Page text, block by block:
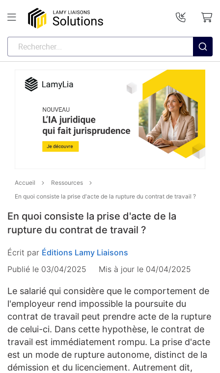
Accueil
Ressources
En quoi consiste la prise d'acte de la rupture du contrat de travail ?
En quoi consiste la prise d'acte de la
rupture du contrat de travail ?
Écrit par Éditions Lamy Liaisons
Publié le 03/04/2025
Mis à jour le 04/04/2025
Le salarié qui considère que le comportement de
l'employeur rend impossible la poursuite du
contrat de travail peut prendre acte de la rupture
de celui-ci. Dans cette hypothèse, le contrat de
travail est immédiatement rompu. La prise d'acte
est un mode de rupture autonome, distinct de la
démission et du licenciement. Autrement dit,